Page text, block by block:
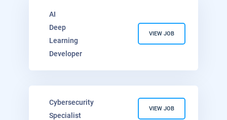
AI
Deep
Learning
Developer
VIEW JOB
Cybersecurity
Specialist
VIEW JOB